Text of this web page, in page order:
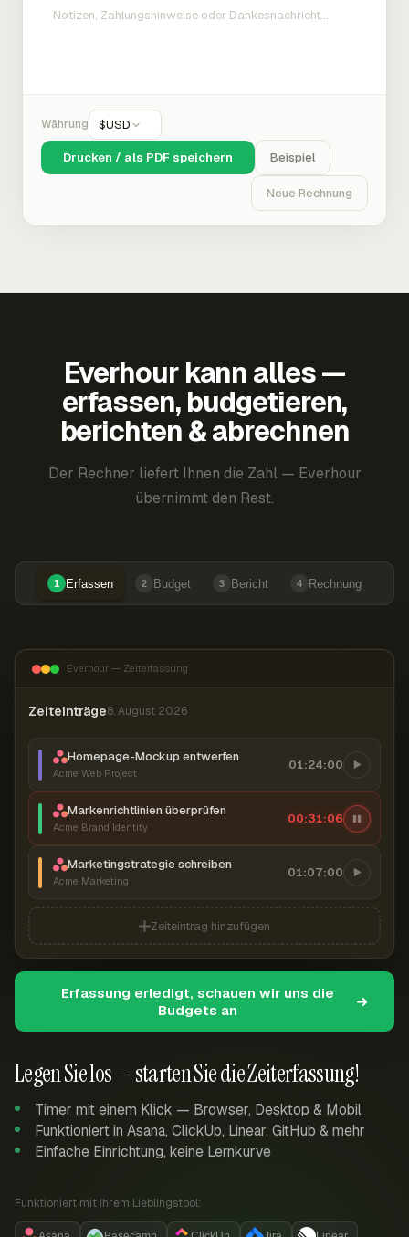
Währung $USD
Drucken / als PDF speichern Beispiel
Neue Rechnung
Everhour kann alles —
erfassen, budgetieren,
berichten & abrechnen
Der Rechner liefert Ihnen die Zahl — Everhour
übernimmt den Rest.
1 Erfassen 2 Budget 3 Bericht 4 Rechnung
Legen Sie los — starten Sie die Zeiterfassung!
Timer mit einem Klick — Browser, Desktop & Mobil
Funktioniert in Asana, ClickUp, Linear, GitHub & mehr
Einfache Einrichtung, keine Lernkurve
Funktioniert mit Ihrem Lieblingstool:
Everhour — Zeiterfassung
Zeiteinträge8. August 2026
Homepage-Mockup entwerfen
Acme Web Project
01:24:00
Markenrichtlinien überprüfen
Acme Brand Identity
00:31:07
Marketingstrategie schreiben
Acme Marketing
01:07:00
Zeiteintrag hinzufügen
Erfassung erledigt, schauen wir uns die
Budgets an